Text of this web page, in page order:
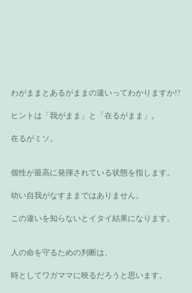
わがままとあるがままの違いってわかりますか!?
ヒントは「我がまま」と「在るがまま」。
在るがミソ。
個性が最高に発揮されている状態を指します。
幼い自我がなすままではありません。
この違いを知らないとイタイ結果になります。
人の命を守るための判断は、
時としてワガママに映るだろうと思います。